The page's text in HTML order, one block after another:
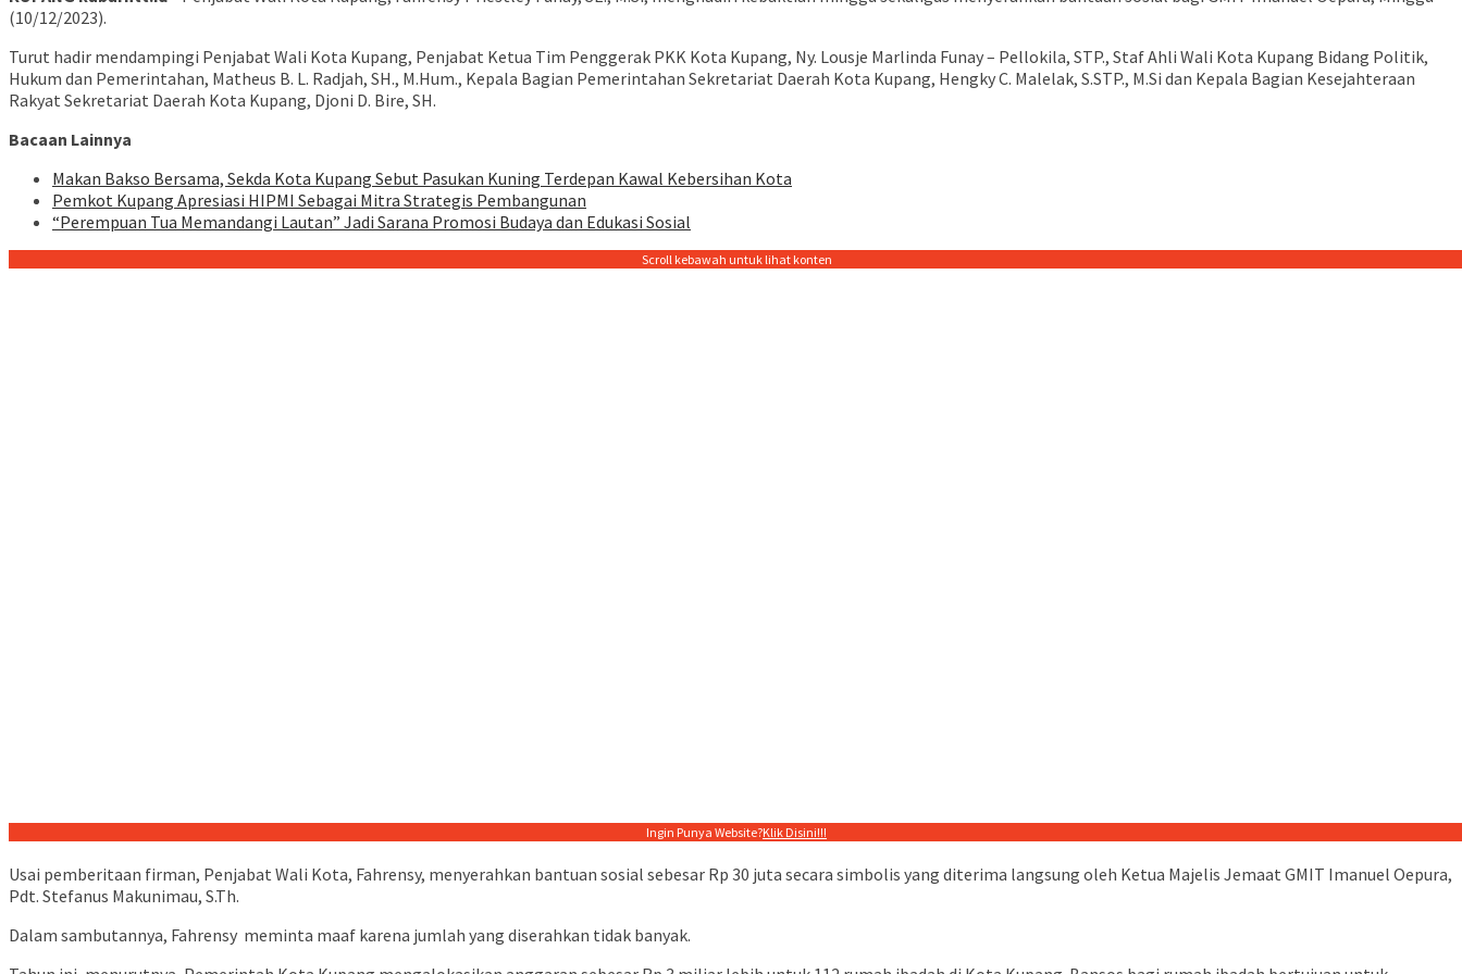
(10/12/2023).
Turut hadir mendampingi Penjabat Wali Kota Kupang, Penjabat Ketua Tim Penggerak PKK Kota Kupang, Ny. Lousje Marlinda Funay – Pellokila, STP., Staf Ahli Wali Kota Kupang Bidang Politik,
Hukum dan Pemerintahan, Matheus B. L. Radjah, SH., M.Hum., Kepala Bagian Pemerintahan Sekretariat Daerah Kota Kupang, Hengky C. Malelak, S.STP., M.Si dan Kepala Bagian Kesejahteraan
Rakyat Sekretariat Daerah Kota Kupang, Djoni D. Bire, SH.
Bacaan Lainnya
Makan Bakso Bersama, Sekda Kota Kupang Sebut Pasukan Kuning Terdepan Kawal Kebersihan Kota
Pemkot Kupang Apresiasi HIPMI Sebagai Mitra Strategis Pembangunan
“Perempuan Tua Memandangi Lautan” Jadi Sarana Promosi Budaya dan Edukasi Sosial
Scroll kebawah untuk lihat konten
Ingin Punya Website?Klik Disini!!!
Usai pemberitaan firman, Penjabat Wali Kota, Fahrensy, menyerahkan bantuan sosial sebesar Rp 30 juta secara simbolis yang diterima langsung oleh Ketua Majelis Jemaat GMIT Imanuel Oepura,
Pdt. Stefanus Makunimau, S.Th.
Dalam sambutannya, Fahrensy meminta maaf karena jumlah yang diserahkan tidak banyak.